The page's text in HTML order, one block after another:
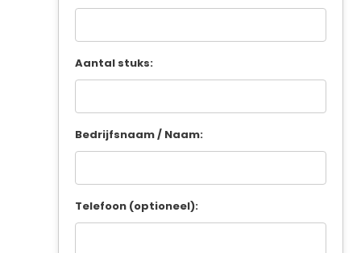
Aantal stuks:
Bedrijfsnaam / Naam:
Telefoon (optioneel):